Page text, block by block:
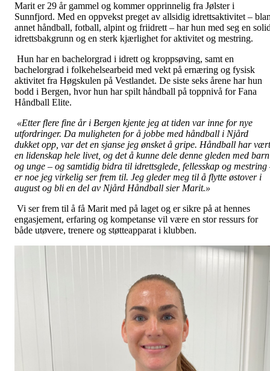
Marit er 29 år gammel og kommer opprinnelig fra Jølster i
Sunnfjord. Med en oppvekst preget av allsidig idrettsaktivitet –
annet håndball, fotball, alpint og friidrett – har hun med seg en
idrettsbakgrunn og en sterk kjærlighet for aktivitet og mestring.
Hun har en bachelorgrad i idrett og kroppsøving, samt en
bachelorgrad i folkehelsearbeid med vekt på ernæring og fysisk
aktivitet fra Høgskulen på Vestlandet. De siste seks årene har hun
bodd i Bergen, hvor hun har spilt håndball på toppnivå for Fana
Håndball Elite.
«Etter flere fine år i Bergen kjente jeg at tiden var inne for nye
utfordringer. Da muligheten for å jobbe med håndball i Njård
dukket opp, var det en sjanse jeg ønsket å gripe. Håndball har vært
en lidenskap hele livet, og det å kunne dele denne gleden med barn
og unge – og samtidig bidra til idrettsglede, fellesskap og mestring
er noe jeg virkelig ser frem til. Jeg gleder meg til å flytte østover i
august og bli en del av Njård Håndball sier Marit.»
Vi ser frem til å få Marit med på laget og er sikre på at hennes
engasjement, erfaring og kompetanse vil være en stor ressurs for
både utøvere, trenere og støtteapparat i klubben.